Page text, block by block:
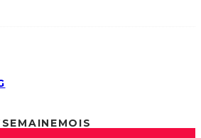
SEMAINEMOIS